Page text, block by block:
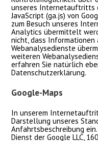
unseres Internetauftritts
JavaScript (ga.js) von
zum Besuch unseres
Analytics übermittelt
nicht, dass Informationen
Webanalysedienste
weiteren
erfahren Sie natürlich
Datenschutzerklärung.
Google-Maps
In unserem
Darstellung unseres
Anfahrtsbeschreibung
Dienst der Google LLC,